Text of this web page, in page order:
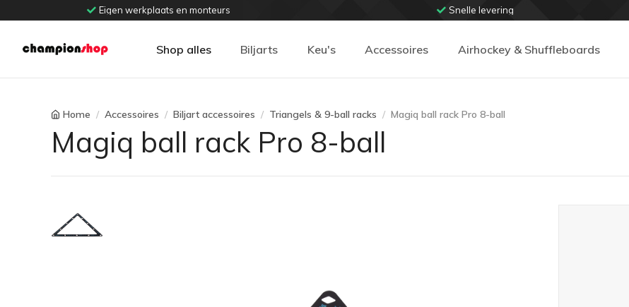
Eigen werkplaats en monteurs Snelle levering
Shop alles Biljarts Keu's Accessoires Airhockey & Shuffleboards
Home Accessoires Biljart accessoires Triangels & 9-ball racks Magiq ball rack Pro 8-ball
Magiq ball rack Pro 8-ball